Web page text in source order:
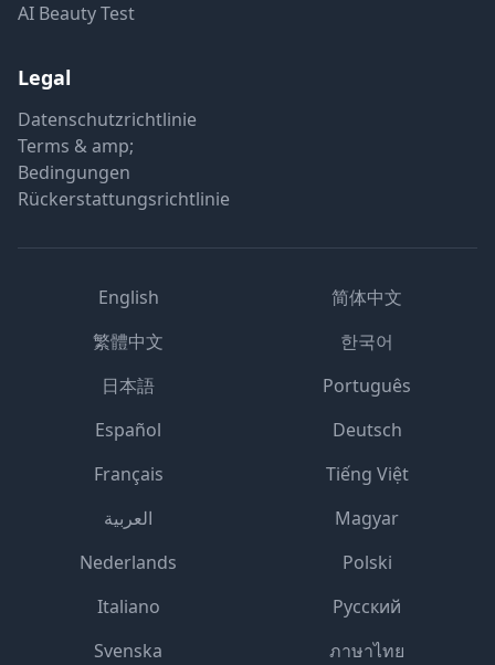
AI Beauty Test
Legal
Datenschutzrichtlinie
Terms & amp;
Bedingungen
Rückerstattungsrichtlinie
English
简体中文
繁體中文
한국어
日本語
Português
Español
Deutsch
Français
Tiếng Việt
العربية
Magyar
Nederlands
Polski
Italiano
Русский
Svenska
ภาษาไทย